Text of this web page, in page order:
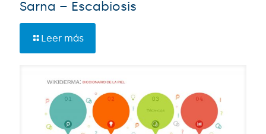
Sarna – Escabiosis
Leer más